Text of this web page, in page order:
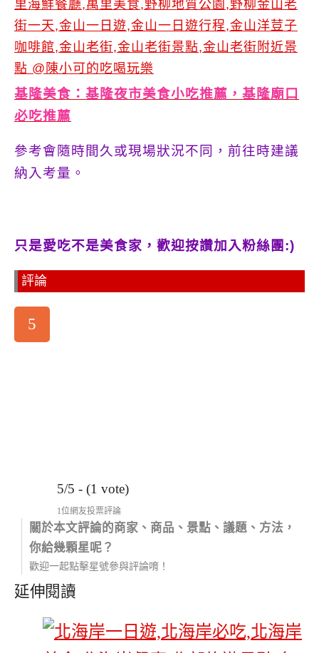
基隆美食：基隆夜市美食小吃推薦，基隆廟口
必吃推薦
參考會隨時間久或現場狀況不同，前往時建議
納入考量。
只是愛吃不是美食家，歡迎按讚加入粉絲團:)
評論
5
5/5 - (1 vote)
1位網友投票評論
關於本文評論的商家、商品、景點、議題、方法，
你給幾顆星呢？
歡迎一起點擊星號參與評論唷！
延伸閱讀